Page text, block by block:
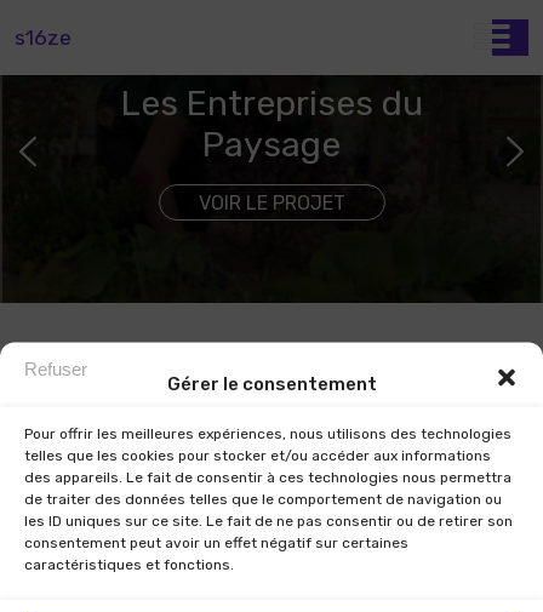
Gérer le consentement
Pour offrir les meilleures expériences, nous utilisons des technologies
telles que les cookies pour stocker et/ou accéder aux informations
des appareils. Le fait de consentir à ces technologies nous permettra
de traiter des données telles que le comportement de navigation ou
les ID uniques sur ce site. Le fait de ne pas consentir ou de retirer son
consentement peut avoir un effet négatif sur certaines
caractéristiques et fonctions.
Refuser
s16ze
Les Entreprises du
Paysage
VOIR LE PROJET
Accueil
Nos projets
Nos services